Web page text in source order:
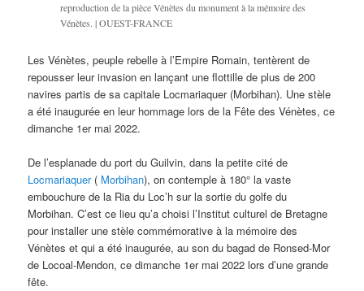
reproduction de la pièce Vénètes du monument à la mémoire des
Vénètes. | OUEST-FRANCE
Les Vénètes, peuple rebelle à l’Empire Romain, tentèrent de
repousser leur invasion en lançant une flottille de plus de 200
navires partis de sa capitale Locmariaquer (Morbihan). Une stèle
a été inaugurée en leur hommage lors de la Fête des Vénètes, ce
dimanche 1er mai 2022.
De l’esplanade du port du Guilvin, dans la petite cité de
Locmariaquer( Morbihan), on contemple à 180° la vaste
embouchure de la Ria du Loc’h sur la sortie du golfe du
Morbihan. C’est ce lieu qu’a choisi l’Institut culturel de Bretagne
pour installer une stèle commémorative à la mémoire des
Vénètes et qui a été inaugurée, au son du bagad de Ronsed-Mor
de Locoal-Mendon, ce dimanche 1er mai 2022 lors d’une grande
fête.